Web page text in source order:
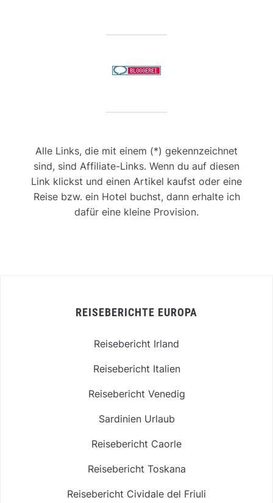
Alle Links, die mit einem (*) gekennzeichnet
sind, sind Affiliate-Links. Wenn du auf diesen
Link klickst und einen Artikel kaufst oder eine
Reise bzw. ein Hotel buchst, dann erhalte ich
dafür eine kleine Provision.
REISEBERICHTE EUROPA
Reisebericht Irland
Reisebericht Italien
Reisebericht Venedig
Sardinien Urlaub
Reisebericht Caorle
Reisebericht Toskana
Reisebericht Cividale del Friuli